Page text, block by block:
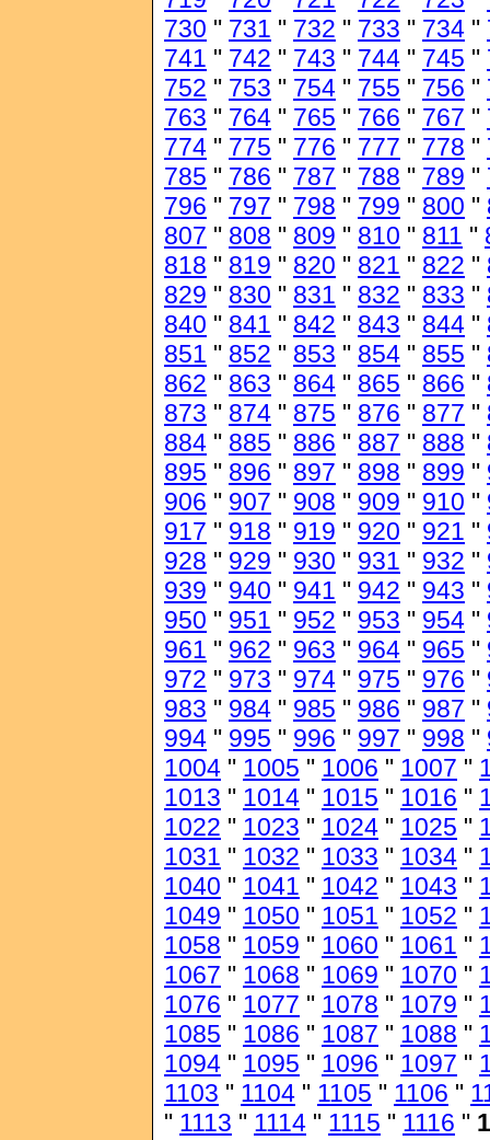
730 " 731 " 732 " 733 " 734 "
741 " 742 " 743 " 744 " 745 "
752 " 753 " 754 " 755 " 756 "
763 " 764 " 765 " 766 " 767 "
774 " 775 " 776 " 777 " 778 "
785 " 786 " 787 " 788 " 789 "
796 " 797 " 798 " 799 " 800 "
807 " 808 " 809 " 810 " 811 "
818 " 819 " 820 " 821 " 822 "
829 " 830 " 831 " 832 " 833 "
840 " 841 " 842 " 843 " 844 "
851 " 852 " 853 " 854 " 855 "
862 " 863 " 864 " 865 " 866 "
873 " 874 " 875 " 876 " 877 "
884 " 885 " 886 " 887 " 888 "
895 " 896 " 897 " 898 " 899 "
906 " 907 " 908 " 909 " 910 "
917 " 918 " 919 " 920 " 921 "
928 " 929 " 930 " 931 " 932 "
939 " 940 " 941 " 942 " 943 "
950 " 951 " 952 " 953 " 954 "
961 " 962 " 963 " 964 " 965 "
972 " 973 " 974 " 975 " 976 "
983 " 984 " 985 " 986 " 987 "
994 " 995 " 996 " 997 " 998 "
1004 " 1005 " 1006 " 1007 "
1013 " 1014 " 1015 " 1016 "
1022 " 1023 " 1024 " 1025 "
1031 " 1032 " 1033 " 1034 "
1040 " 1041 " 1042 " 1043 "
1049 " 1050 " 1051 " 1052 "
1058 " 1059 " 1060 " 1061 "
1067 " 1068 " 1069 " 1070 "
1076 " 1077 " 1078 " 1079 "
1085 " 1086 " 1087 " 1088 "
1094 " 1095 " 1096 " 1097 "
1103 " 1104 " 1105 " 1106 "
" 1113 " 1114 " 1115 " 1116 "